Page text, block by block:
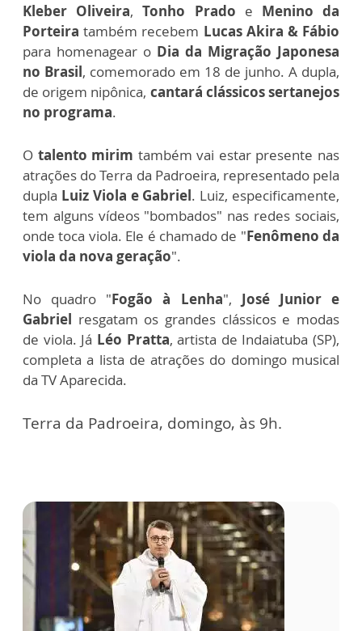
Kleber Oliveira,Tonho Prado e Menino da
Porteira também recebem Lucas Akira & Fábio
para homenagear o Dia da Migração Japonesa
no Brasil, comemorado em 18 de junho. A dupla,
de origem nipônica, cantará clássicos sertanejos
no programa.
O talento mirim também vai estar presente nas
atrações do Terra da Padroeira, representado pela
dupla Luiz Viola e Gabriel. Luiz, especificamente,
tem alguns vídeos "bombados" nas redes sociais,
onde toca viola. Ele é chamado de "Fenômeno da
viola da nova geração".
No quadro "Fogão à Lenha", José Junior e
Gabriel resgatam os grandes clássicos e modas
de viola. Já Léo Pratta, artista de Indaiatuba (SP),
completa a lista de atrações do domingo musical
da TV Aparecida.
Terra da Padroeira, domingo, às 9h.